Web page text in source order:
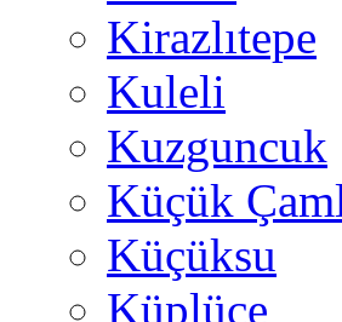
Kirazlıtepe
Kuleli
Kuzguncuk
Küçük
Küçüksu
Küplüce